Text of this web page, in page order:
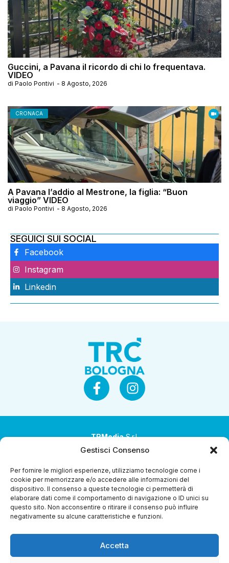
Gestisci Consenso
Per fornire le migliori esperienze, utilizziamo tecnologie come i
cookie per memorizzare e/o accedere alle informazioni del
dispositivo. Il consenso a queste tecnologie ci permetterà di
elaborare dati come il comportamento di navigazione o ID unici su
questo sito. Non acconsentire o ritirare il consenso può influire
negativamente su alcune caratteristiche e funzioni.
Accetta
Guccini, a Pavana il ricordo di chi lo frequentava.
VIDEO
di Paolo Pontivi - 8 Agosto, 2026
CRONACA
A Pavana l’addio al Mestrone, la figlia: “Buon
viaggio” VIDEO
di Paolo Pontivi - 8 Agosto, 2026
SEGUICI SUI SOCIAL
Facebook
Instagram
Linkedin
TRMediaS.r.l.
Società a socio unico
Società sottoposta ad attività di direzione e
coordinamento da parte di Coop Alleanza 3.0 Soc. Coop.
Sede legale: via Ragazzi del ’99 nr. 51 42124 Reggio Emilia
(RE)
Capitale sociale € 1.040.000 i.v.